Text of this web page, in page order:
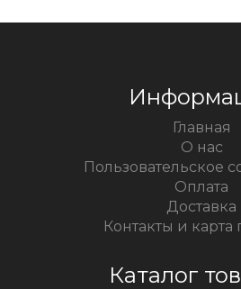
Главная
О нас
Пользовательское
Оплата
Доставка
Контакты и карта
Каталог